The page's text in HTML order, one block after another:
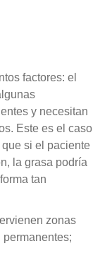
factores: el
y necesitan
Este es el caso
si el paciente
la grasa podría
tan
zonas